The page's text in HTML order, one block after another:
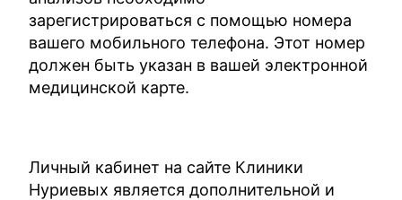
зарегистрироваться с помощью номера
вашего мобильного телефона. Этот номер
должен быть указан в вашей электронной
медицинской карте.
Личный кабинет на сайте Клиники
Нуриевых является дополнительной и